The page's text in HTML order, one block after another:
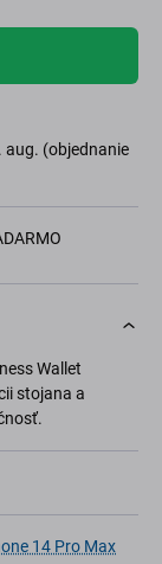
aug. (objednanie
Wallet
stojana a
14 Pro Max